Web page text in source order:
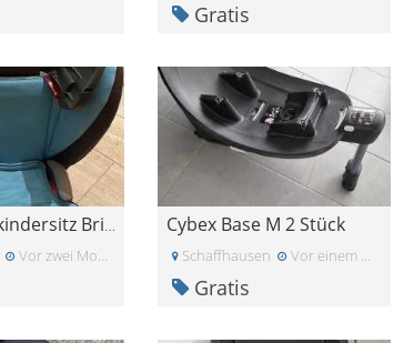
Gratis
Gratis Autokindersitz Britax Römer Kid plus 15-36k
Vor zwei Monaten
Cybex Base M 2 Stück
Schaffhausen Vor einem Monat
Gratis